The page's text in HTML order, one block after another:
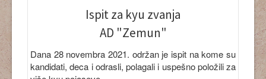
Ispit za kyu zvanja
AD "Zemun"
Dana 28 novembra 2021. održan je ispit na kome su
kandidati, deca i odrasli, polagali i uspešno položili za